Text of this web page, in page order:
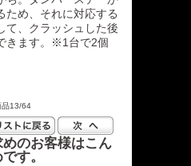
ため、それに対応する
て、クラッシュした後
きます。※1台で2個
品13/64
のお客様はこん
す。